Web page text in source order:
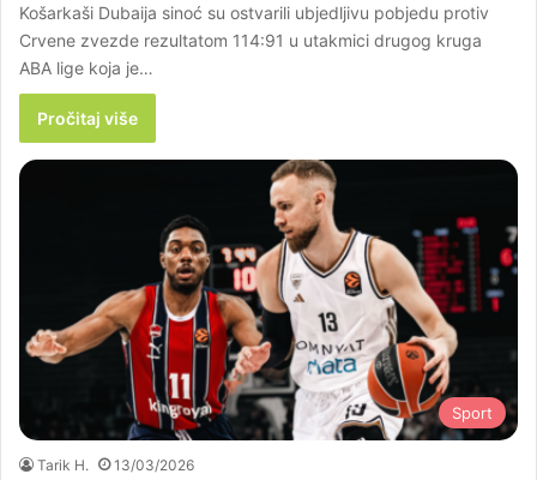
Košarkaši Dubaija sinoć su ostvarili ubjedljivu pobjedu protiv
Crvene zvezde rezultatom 114:91 u utakmici drugog kruga
ABA lige koja je…
Pročitaj više
Sport
Tarik H. 13/03/2026